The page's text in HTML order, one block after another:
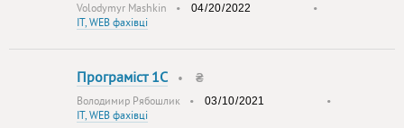
Volodymyr Mashkin •
•
IT, WEB фахівці
Програміст 1С • ₴
Володимир Рябошлик •
•
IT, WEB фахівці